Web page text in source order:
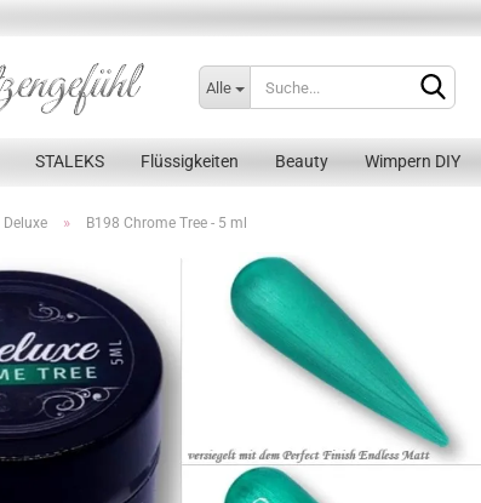
Alle
STALEKS Flüssigkeiten Beauty Wimpern DIY
Deluxe » B198 Chrome Tree - 5 ml